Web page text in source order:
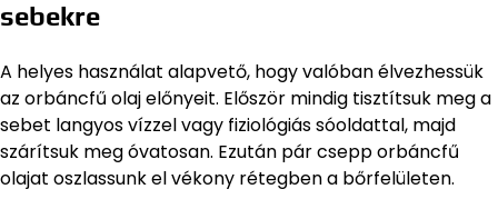
sebekre
A helyes használat alapvető, hogy valóban élvezhessük
az orbáncfű olaj előnyeit. Először mindig tisztítsuk meg a
sebet langyos vízzel vagy fiziológiás sóoldattal, majd
szárítsuk meg óvatosan. Ezután pár csepp orbáncfű
olajat oszlassunk el vékony rétegben a bőrfelületen.